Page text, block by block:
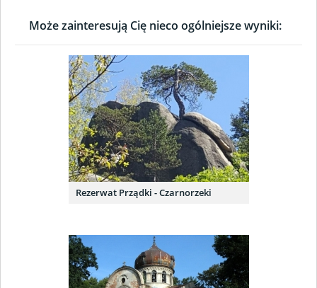
Może zainteresują Cię nieco ogólniejsze wyniki:
Rezerwat Prządki - Czarnorzeki